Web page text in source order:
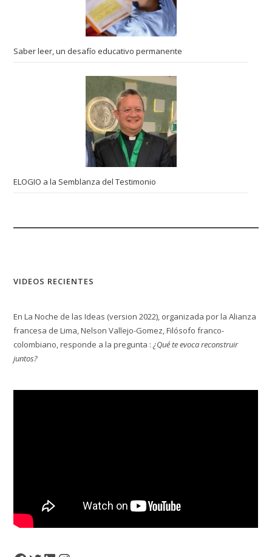
Saber leer, un desafío educativo permanente
ELOGIO a la Semblanza del Testimonio
VIDEOS RECIENTES
En La Noche de las Ideas (version 2022), organizada por la Alianza
francesa de Lima, Nelson Vallejo-Gomez, Filósofo franco-
colombiano, responde a la pregunta :¿Qué te evoca reconstruir
juntos?